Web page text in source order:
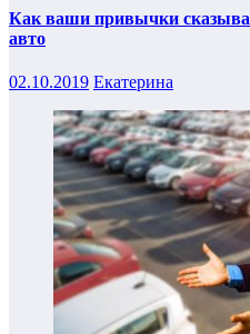
Как ваши привычки
авто
02.10.2019 Екатерина